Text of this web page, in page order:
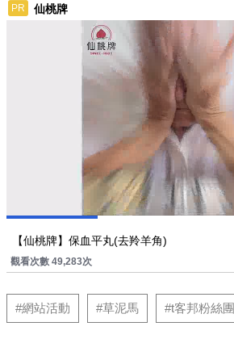
PR 仙桃牌
【仙桃牌】保血平丸(去羚羊角)
觀看次數 49,283次
#網站活動 #草泥馬 #t客邦粉絲團